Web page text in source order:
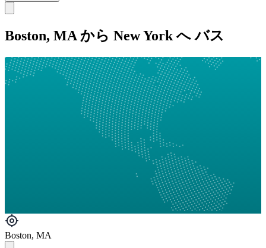
Boston, MA から New York へ バス
Boston, MA